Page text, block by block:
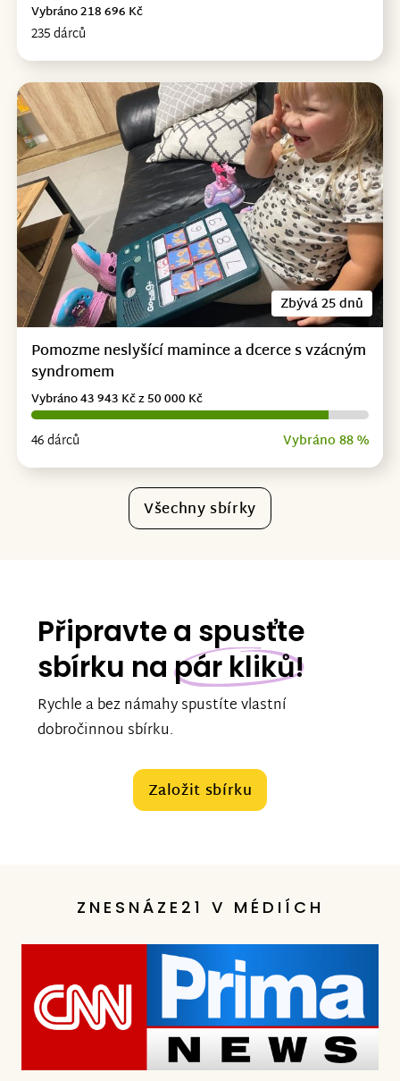
235 dárců
Vybráno 218 696 Kč
Zbývá 25 dnů
Pomozme neslyšící mamince a dcerce s vzácným
syndromem
46 dárců Vybráno 88 %
Vybráno 43 943 Kč z 50 000 Kč
Všechny sbírky
Připravte a spusťte
sbírku na pár kliků!
Rychle a bez námahy spustíte vlastní
dobročinnou sbírku.
Založit sbírku
ZNESNÁZE21 V MÉDIÍCH